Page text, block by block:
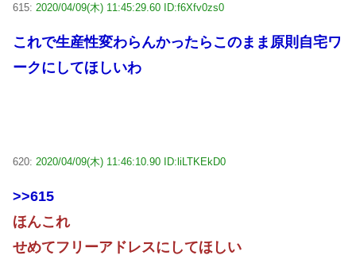
615: 2020/04/09(木) 11:45:29.60 ID:f6Xfv0zs0
これで生産性変わらんかったらこのまま原則自宅ワ
ークにしてほしいわ
620: 2020/04/09(木) 11:46:10.90 ID:liLTKEkD0
>>615
ほんこれ
せめてフリーアドレスにしてほしい